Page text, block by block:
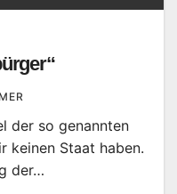
der so genannten
keinen Staat haben.
der…